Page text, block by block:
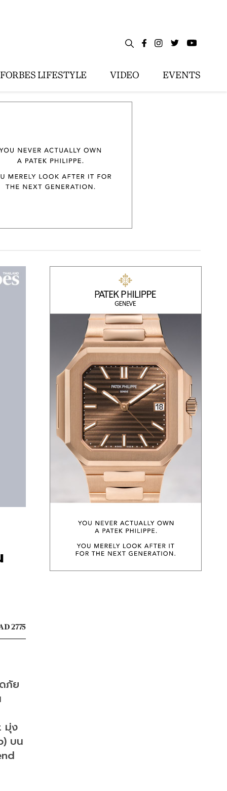
FORBES LIFESTYLE VIDEO EVENTS
2775
ภัย
มุ่ง
บน